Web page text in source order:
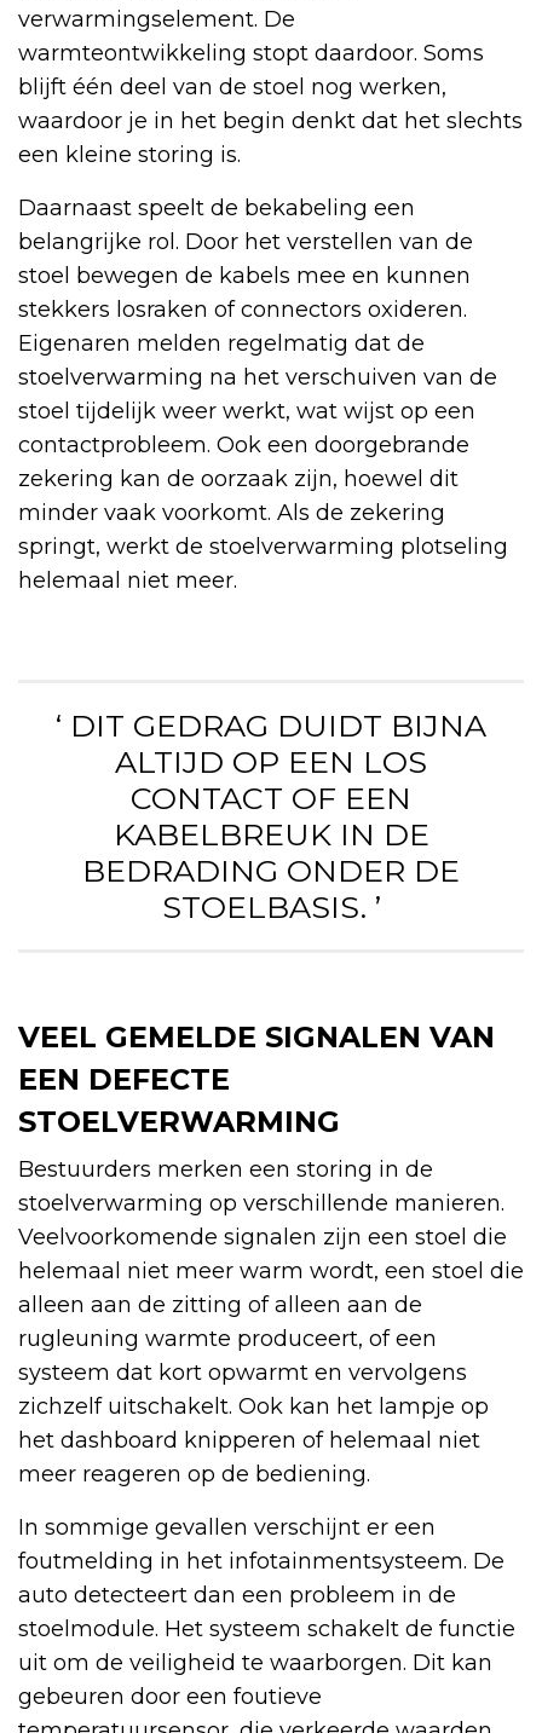
verwarmingselement. De
warmteontwikkeling stopt daardoor. Soms
blijft één deel van de stoel nog werken,
waardoor je in het begin denkt dat het slechts
een kleine storing is.
Daarnaast speelt de bekabeling een
belangrijke rol. Door het verstellen van de
stoel bewegen de kabels mee en kunnen
stekkers losraken of connectors oxideren.
Eigenaren melden regelmatig dat de
stoelverwarming na het verschuiven van de
stoel tijdelijk weer werkt, wat wijst op een
contactprobleem. Ook een doorgebrande
zekering kan de oorzaak zijn, hoewel dit
minder vaak voorkomt. Als de zekering
springt, werkt de stoelverwarming plotseling
helemaal niet meer.
‘ DIT GEDRAG DUIDT BIJNA
ALTIJD OP EEN LOS
CONTACT OF EEN
KABELBREUK IN DE
BEDRADING ONDER DE
STOELBASIS. ’
VEEL GEMELDE SIGNALEN VAN
EEN DEFECTE
STOELVERWARMING
Bestuurders merken een storing in de
stoelverwarming op verschillende manieren.
Veelvoorkomende signalen zijn een stoel die
helemaal niet meer warm wordt, een stoel die
alleen aan de zitting of alleen aan de
rugleuning warmte produceert, of een
systeem dat kort opwarmt en vervolgens
zichzelf uitschakelt. Ook kan het lampje op
het dashboard knipperen of helemaal niet
meer reageren op de bediening.
In sommige gevallen verschijnt er een
foutmelding in het infotainmentsysteem. De
auto detecteert dan een probleem in de
stoelmodule. Het systeem schakelt de functie
uit om de veiligheid te waarborgen. Dit kan
gebeuren door een foutieve